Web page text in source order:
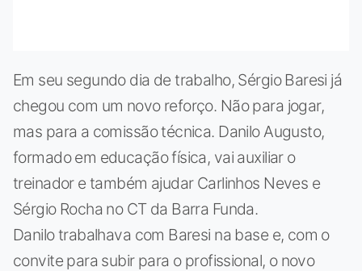
Em seu segundo dia de trabalho, Sérgio Baresi já
chegou com um novo reforço. Não para jogar,
mas para a comissão técnica. Danilo Augusto,
formado em educação física, vai auxiliar o
treinador e também ajudar Carlinhos Neves e
Sérgio Rocha no CT da Barra Funda.
Danilo trabalhava com Baresi na base e, com o
convite para subir para o profissional, o novo